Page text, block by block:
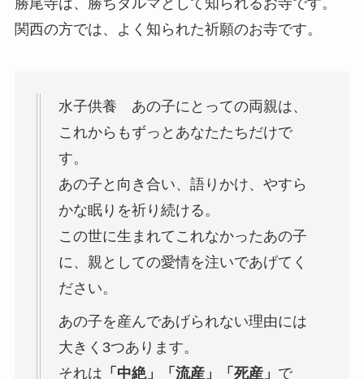
勝尾寺は、勝ちダルマとして知られるお寺です。
関西の方では、よく知られた祈願のお寺です。
水子供養 あの子にとっての両親は、
これからもずっとあなたたちだけで
す。
あの子と向き合い、語りかけ、やすら
かな眠りを祈り続ける。
この世に生まれてこれなかったあの子
に、親としての愛情を注いであげてく
ださい。
あの子を産んであげられない理由には
大きく3つあります。
それは 「中絶」「流産」「死産」 で